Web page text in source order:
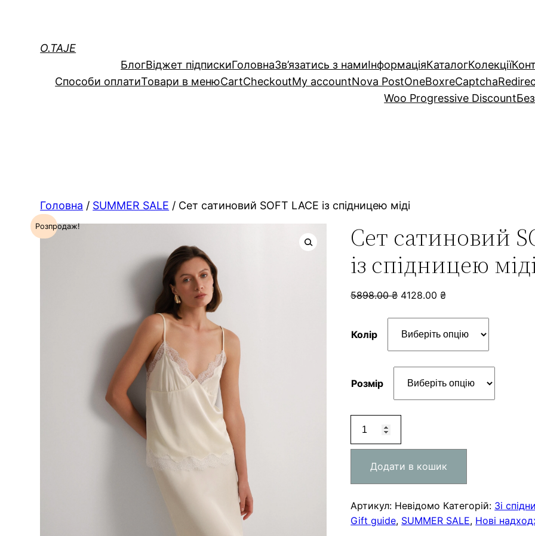
O.TAJE
БлогВiджет пiдпискиГоловнаЗв’язатись з намиІнформаціяКаталогКолекції
Способи оплатиТовари в менюCartCheckoutMy accountNova PostOneBoxreCaptcha
Woo Progressive Discount
Головна / SUMMER SALE / Сет сатиновий SOFT LACE із спідницею міді
Розпродаж!
Сет сатиновий
із спідницею
5898.00₴ 4128.00₴
Колір
Розмір
сатиновий
SOFT
LACE
із
міді
кількість
Додати в кошик
Артикул: Невідомо Категорій: Зі
Gift guide, SUMMER SALE, Нові